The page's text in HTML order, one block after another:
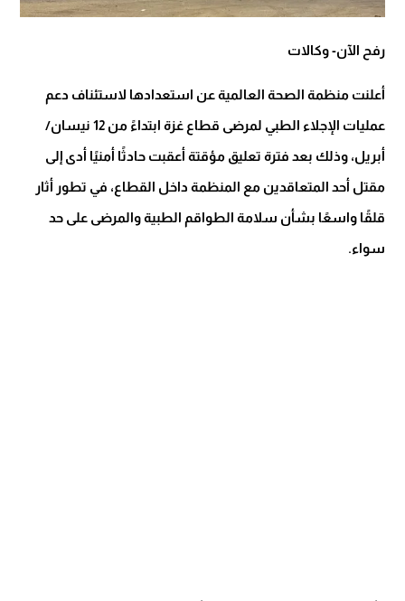
رفح الآن- وكالات
أعلنت منظمة الصحة العالمية عن استعدادها لاستئناف دعم
عمليات الإجلاء الطبي لمرضى قطاع غزة ابتداءً من 12 نيسان/
أبريل، وذلك بعد فترة تعليق مؤقتة أعقبت حادثًا أمنيًا أدى إلى
مقتل أحد المتعاقدين مع المنظمة داخل القطاع، في تطور أثار
قلقًا واسعًا بشأن سلامة الطواقم الطبية والمرضى على حد
سواء.